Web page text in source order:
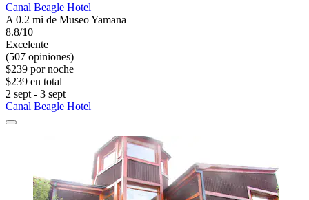
Canal Beagle Hotel
A 0.2 mi de Museo Yamana
8.8/10
Excelente
(507 opiniones)
$239 por noche
$239 en total
2 sept - 3 sept
Canal Beagle Hotel